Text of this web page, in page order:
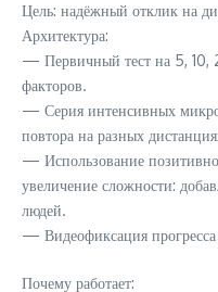
Цель: надёжный отклик на
Архитектура:
— Первичный тест на 5, 10,
факторов.
— Серия интенсивных
повтора на разных
— Использование
увеличение сложности:
людей.
— Видеофиксация
Почему работает: